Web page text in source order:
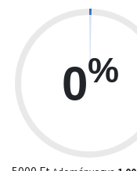
0%